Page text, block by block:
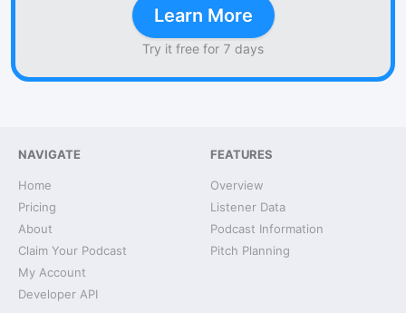
Learn More
Try it free for 7 days
NAVIGATE
Home
Pricing
About
Claim Your Podcast
My Account
Developer API
FEATURES
Overview
Listener Data
Podcast Information
Pitch Planning